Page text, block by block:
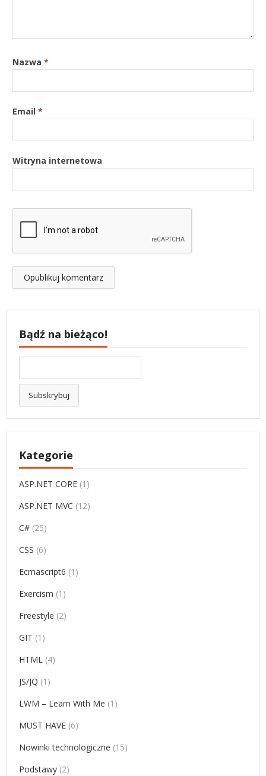
Nazwa*
Email*
Witryna internetowa
Bądź na bieżąco!
Kategorie
ASP.NET CORE (1)
ASP.NET MVC (12)
C# (25)
CSS (6)
Ecmascript6 (1)
Exercism (1)
Freestyle (2)
GIT (1)
HTML (4)
JS/JQ (1)
LWM – Learn With Me (1)
MUST HAVE (6)
Nowinki technologiczne (15)
Podstawy (2)